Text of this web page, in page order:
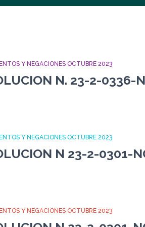
Y NEGACIONES OCTUBRE 2023
N. 23-2-0336-
Y NEGACIONES OCTUBRE 2023
N 23-2-0301-
Y NEGACIONES OCTUBRE 2023